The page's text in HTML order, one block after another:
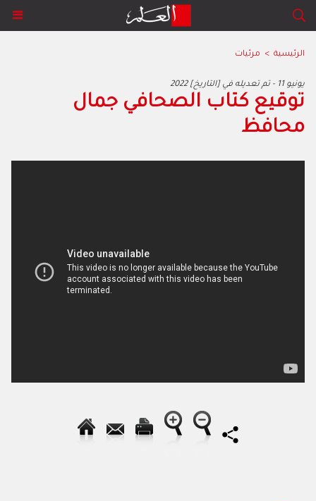
الرئيسية > مرئيات
2022 يونيو 11 - تم تعديله في [التاريخ]
توقيع كتاب الصحافي جمال
محافظ